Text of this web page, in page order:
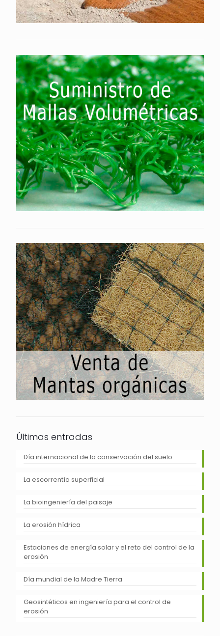
Últimas entradas
Día internacional de la conservación del suelo
La escorrentía superficial
La bioingeniería del paisaje
La erosión hídrica
Estaciones de energía solar y el reto del control de la
erosión
Día mundial de la Madre Tierra
Geosintéticos en ingeniería para el control de
erosión